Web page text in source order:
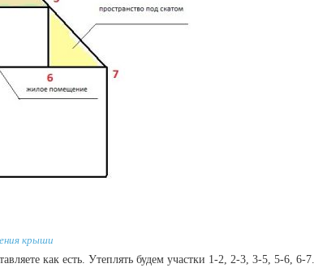
крыши
как есть. Утеплять будем участки 1-2, 2-3, 3-5, 5-6, 6-7.